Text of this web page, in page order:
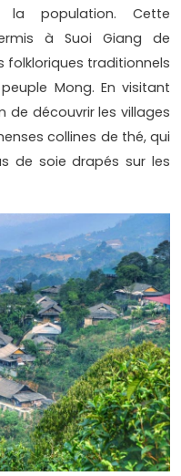
population. Cette
à Suoi Giang de
folkloriques traditionnels
Mong. En visitant
de découvrir les villages
collines de thé, qui
de soie drapés sur les